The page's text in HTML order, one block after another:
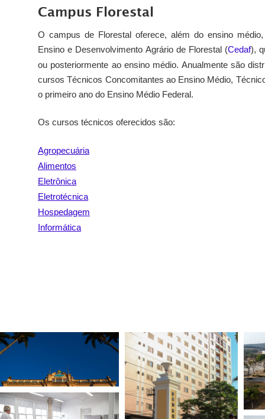
Campus Florestal
O campus de Florestal oferece, além do ensino
Ensino e Desenvolvimento Agrário de Florestal (Cedaf),
ou posteriormente ao ensino médio. Anualmente são
cursos Técnicos Concomitantes ao Ensino Médio,
o primeiro ano do Ensino Médio Federal.
Os cursos técnicos oferecidos são:
Agropecuária
Alimentos
Eletrônica
Eletrotécnica
Hospedagem
Informática